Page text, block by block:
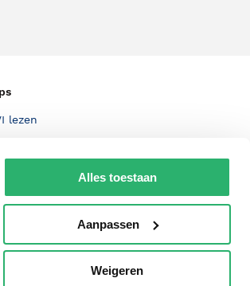
Alles toestaan
Aanpassen
Weigeren
lezen
Nationale Voorleesdagen